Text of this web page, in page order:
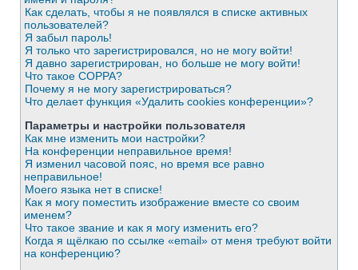
Как сделать, чтобы я не появлялся в списке активных
пользователей?
Я забыл пароль!
Я только что зарегистрировался, но не могу войти!
Я давно зарегистрирован, но больше не могу войти!
Что такое COPPA?
Почему я не могу зарегистрироваться?
Что делает функция «Удалить cookies конференции»?
Параметры и настройки пользователя
Как мне изменить мои настройки?
На конференции неправильное время!
Я изменил часовой пояс, но время все равно
неправильное!
Моего языка нет в списке!
Как я могу поместить изображение вместе со своим
именем?
Что такое звание и как я могу изменить его?
Когда я щёлкаю по ссылке «email» от меня требуют войти
на конференцию?